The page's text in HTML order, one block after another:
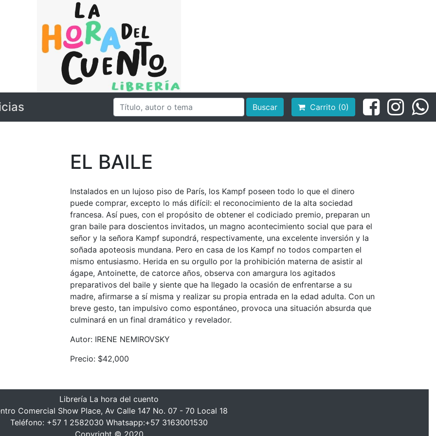
Buscar Carrito (0)
EL BAILE
Instalados en un lujoso piso de París, los Kampf poseen todo lo que el dinero
puede comprar, excepto lo más difícil: el reconocimiento de la alta sociedad
francesa. Así pues, con el propósito de obtener el codiciado premio, preparan un
gran baile para doscientos invitados, un magno acontecimiento social que para el
señor y la señora Kampf supondrá, respectivamente, una excelente inversión y la
soñada apoteosis mundana. Pero en casa de los Kampf no todos comparten el
mismo entusiasmo. Herida en su orgullo por la prohibición materna de asistir al
ágape, Antoinette, de catorce años, observa con amargura los agitados
preparativos del baile y siente que ha llegado la ocasión de enfrentarse a su
madre, afirmarse a sí misma y realizar su propia entrada en la edad adulta. Con un
breve gesto, tan impulsivo como espontáneo, provoca una situación absurda que
culminará en un final dramático y revelador.
Autor: IRENE NEMIROVSKY
Precio: $42,000
Librería La hora del cuento
Comercial Show Place, Av Calle 147 No. 07 - 70 Local 18
Teléfono: +57 1 2582030 Whatsapp:+57 3163001530
Copyright © 2020